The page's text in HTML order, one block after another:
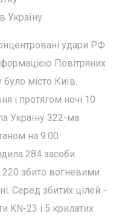
Україну.
удари РФ
Повітряних
місто Київ.
і протягом ночі 10
Україну 322-ма
на 9:00
284 засоби
220 збито вогневими
Серед збитих цілей -
KN-23 і 5 крилатих